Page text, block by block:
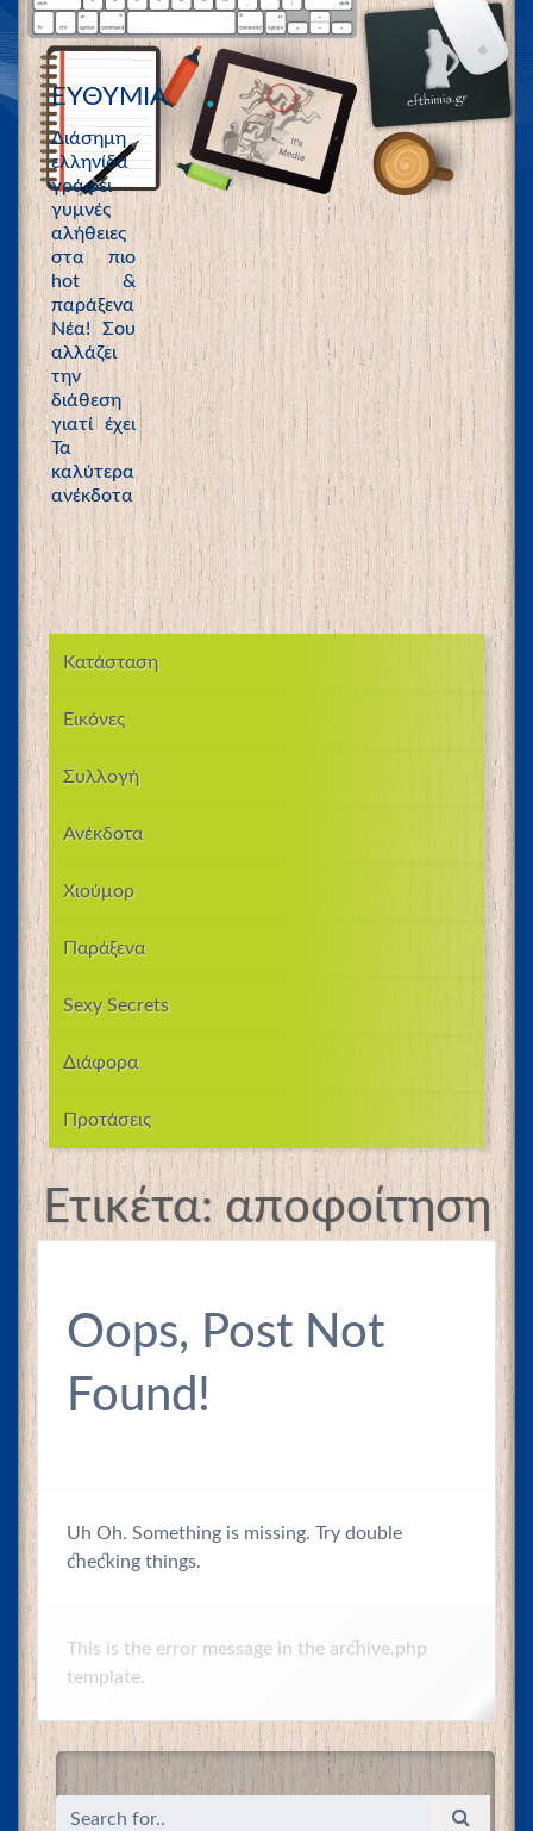
ΕΥΘΥΜΙΑ
Διάσημη
ελληνίδα
γράφει
γυμνές
αλήθειες
στα πιο
hot &
παράξενα
Νέα! Σου
αλλάζει
την
διάθεση
γιατί έχει
Τα
καλύτερα
ανέκδοτα
Κατάσταση
Εικόνες
Συλλογή
Ανέκδοτα
Χιούμορ
Παράξενα
Sexy Secrets
Διάφορα
Προτάσεις
Ετικέτα:αποφοίτηση
Oops, Post Not
Found!
Uh Oh. Something is missing. Try double
checking things.
This is the error message in the archive.php
template.